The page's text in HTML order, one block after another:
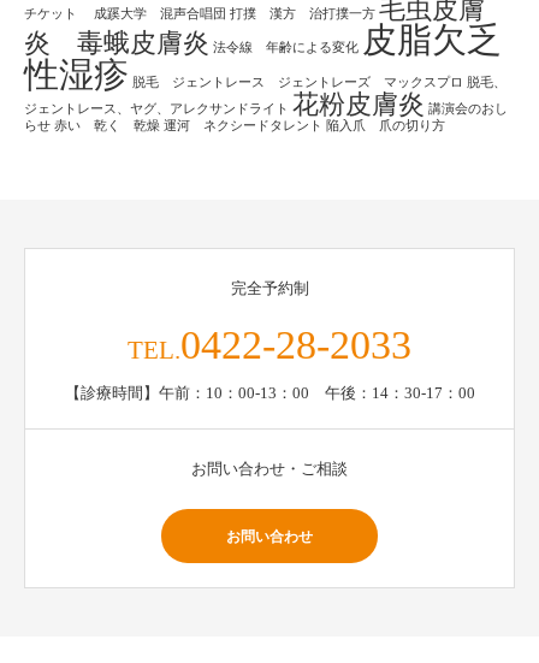
チケット
成蹊大学 混声合唱団 打撲 漢方 治打撲一方 毛虫皮膚
炎 毒蛾皮膚炎 法令線 年齢による変化
皮脂欠乏
性湿疹 脱毛 ジェントレース ジェントレーズ マックスプロ
脱毛、
ジェントレース、ヤグ、アレクサンドライト 花粉皮膚炎 講演会のおし
らせ 赤い 乾く 乾燥 運河 ネクシードタレント 陥入爪 爪の切り方
完全予約制
TEL.0422-28-2033
【診療時間】午前：10：00-13：00 午後：14：30-17：00
お問い合わせ・ご相談
お問い合わせ